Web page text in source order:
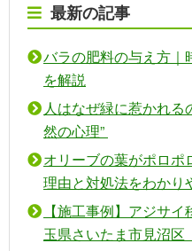
最新の記事
バラの肥料の与え方｜
を解説
人はなぜ緑に惹かれる
然の心理”
オリーブの葉がポロポ
理由と対処法をわかり
【施工事例】アジサ
玉県さいたま市見沼